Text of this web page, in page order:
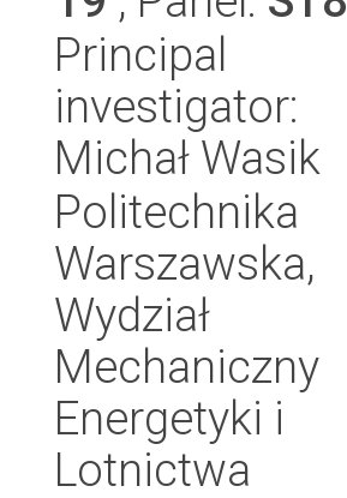
Principal
investigator:
Michał Wasik
Politechnika
Warszawska,
Wydział
Mechaniczny
Energetyki i
Lotnictwa